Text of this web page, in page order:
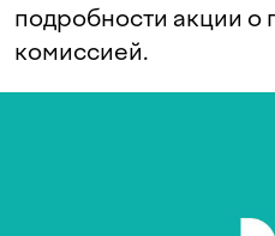
подробности акции о
комиссией.